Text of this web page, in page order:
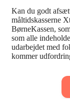
Kan du godt
måltidskasserne
BørneKassen,
som alle
udarbejdet med
kommer